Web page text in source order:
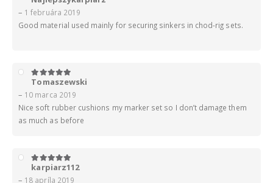
– 1 februára 2019
Good material used mainly for securing sinkers in chod-rig sets.
5z 5
Tomaszewski
– 10 marca 2019
Nice soft rubber cushions my marker set so I don’t damage them
as much as before
5z 5
karpiarz112
– 18 apríla 2019